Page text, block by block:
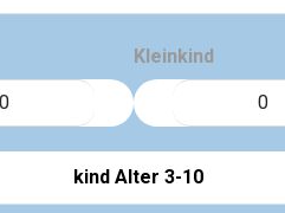
Kleinkind
kind Alter 3-10